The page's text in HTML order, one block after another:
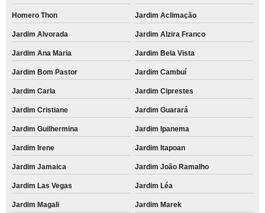
Homero Thon Jardim Aclimação
Jardim Alvorada Jardim Alzira Franco
Jardim Ana Maria Jardim Bela Vista
Jardim Bom Pastor Jardim Cambuí
Jardim Carla Jardim Ciprestes
Jardim Cristiane Jardim Guarará
Jardim Guilhermina Jardim Ipanema
Jardim Irene Jardim Itapoan
Jardim Jamaica Jardim João Ramalho
Jardim Las Vegas Jardim Léa
Jardim Magali Jardim Marek